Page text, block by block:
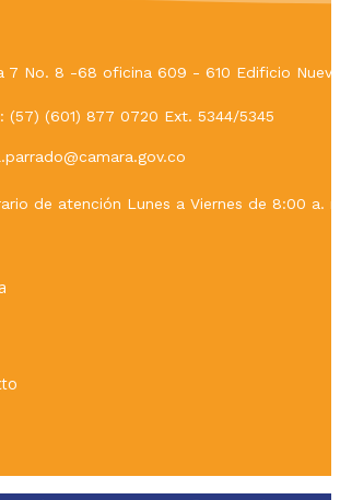
7 No. 8 -68 oficina 609 - 610 Edificio
(57) (601) 877 0720 Ext. 5344/5345
de atención Lunes a Viernes de 8:00 a.